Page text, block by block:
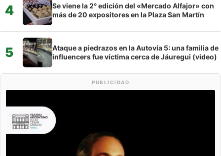
4
Se viene la 2° edición del «Mercado Alfajor» con
más de 20 expositores en la Plaza San Martín
5
Ataque a piedrazos en la Autovía 5: una familia de
influencers fue víctima cerca de Jáuregui (video)
PUBLICIDAD